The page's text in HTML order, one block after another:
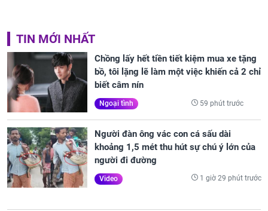
TIN MỚI NHẤT
Chồng lấy hết tiền tiết kiệm mua xe tặng
bồ, tôi lặng lẽ làm một việc khiến cả 2 chỉ
biết câm nín
Ngoại tình 59 phút trước
Người đàn ông vác con cá sấu dài
khoảng 1,5 mét thu hút sự chú ý lớn của
người đi đường
Video 1 giờ 29 phút trước